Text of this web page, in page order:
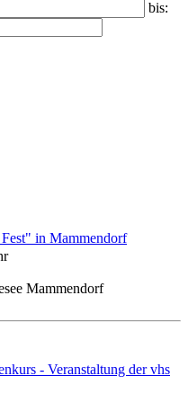
bis:
in Mammendorf
Mammendorf
- Veranstaltung der vhs